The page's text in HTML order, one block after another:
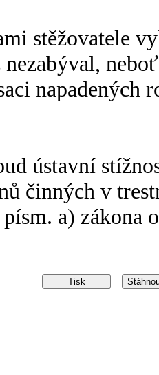
stěžovatele
napadených
ústavní
činných v
a) zákona